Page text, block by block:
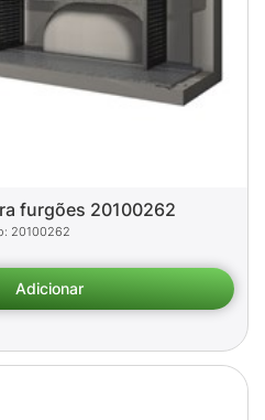
furgões 20100262
20100262